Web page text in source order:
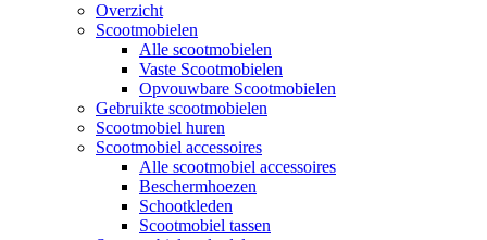
Overzicht
Scootmobielen
Alle scootmobielen
Vaste Scootmobielen
Opvouwbare Scootmobielen
Gebruikte scootmobielen
Scootmobiel huren
Scootmobiel accessoires
Alle scootmobiel accessoires
Beschermhoezen
Schootkleden
Scootmobiel tassen